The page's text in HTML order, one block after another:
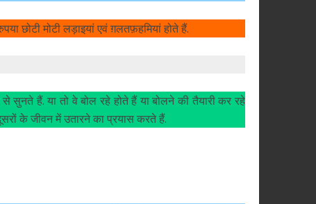
छोटी मोटी लड़ाइयां एवं ग़लतफ़हमियां होते हैं.
हैं. या तो वे बोल रहे होते हैं या बोलने की तैयारी कर रहे
के जीवन में उतारने का प्रयास करते हैं.